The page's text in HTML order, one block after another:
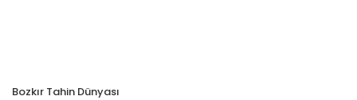
Bozkır Tahin Dünyası